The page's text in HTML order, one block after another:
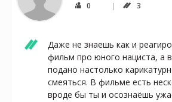
0 3
Даже не знаешь как и
фильм про юного нациста, а
подано настолько
смеяться. В фильме есть
вроде бы ты и осознаёшь